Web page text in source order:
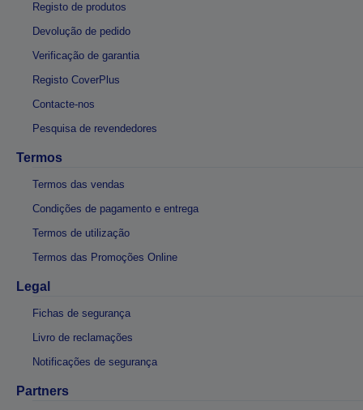
Registo de produtos
Devolução de pedido
Verificação de garantia
Registo CoverPlus
Contacte-nos
Pesquisa de revendedores
Termos
Termos das vendas
Condições de pagamento e entrega
Termos de utilização
Termos das Promoções Online
Legal
Fichas de segurança
Livro de reclamações
Notificações de segurança
Partners